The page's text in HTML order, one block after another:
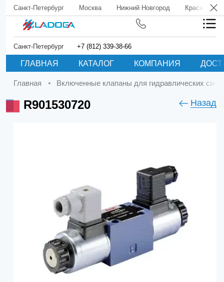
Санкт-Петербург Москва Нижний Новгород Краснодар
Санкт-Петербург +7 (812) 339-38-66
ГЛАВНАЯ КАТАЛОГ КОМПАНИЯ
Главная Включенные клапаны для гидравлических
R901530720 Назад